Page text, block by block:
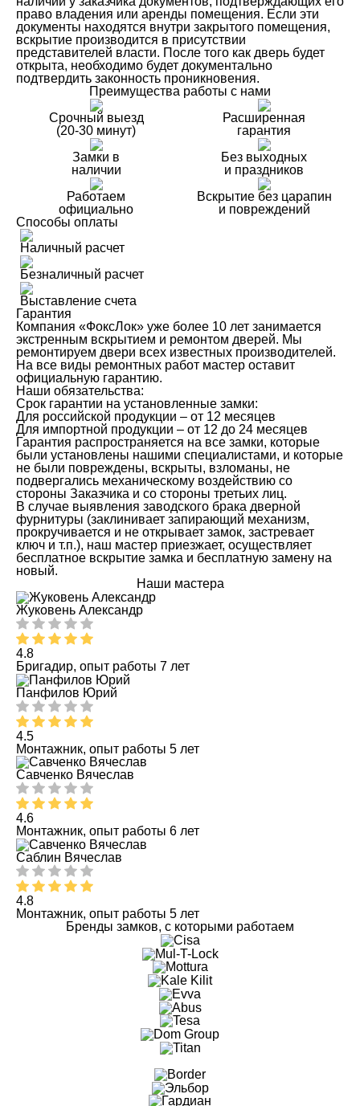
право владения или аренды помещения. Если эти
документы находятся внутри закрытого помещения,
вскрытие производится в присутствии
представителей власти. После того как дверь будет
открыта, необходимо будет документально
подтвердить законность проникновения.
Преимущества работы с нами
Срочный выезд
(20-30 минут)
Расширенная
гарантия
Замки в
наличии
Без выходных
и праздников
Работаем
официально
Вскрытие без царапин
и повреждений
Способы оплаты
Наличный расчет
Безналичный расчет
Выставление счета
Гарантия
Компания «ФоксЛок» уже более 10 лет занимается
экстренным вскрытием и ремонтом дверей. Мы
ремонтируем двери всех известных производителей.
На все виды ремонтных работ мастер оставит
официальную гарантию.
Наши обязательства:
Срок гарантии на установленные замки:
Для российской продукции – от 12 месяцев
Для импортной продукции – от 12 до 24 месяцев
Гарантия распространяется на все замки, которые
были установлены нашими специалистами, и которые
не были повреждены, вскрыты, взломаны, не
подвергались механическому воздействию со
стороны Заказчика и со стороны третьих лиц.
В случае выявления заводского брака дверной
фурнитуры (заклинивает запирающий механизм,
прокручивается и не открывает замок, застревает
ключ и т.п.), наш мастер приезжает, осуществляет
бесплатное вскрытие замка и бесплатную замену на
новый.
Наши мастера
Жуковень Александр
4.8
Бригадир, опыт работы 7 лет
Панфилов Юрий
4.5
Монтажник, опыт работы 5 лет
Савченко Вячеслав
4.6
Монтажник, опыт работы 6 лет
Саблин Вячеслав
4.8
Монтажник, опыт работы 5 лет
Бренды замков, с которыми работаем